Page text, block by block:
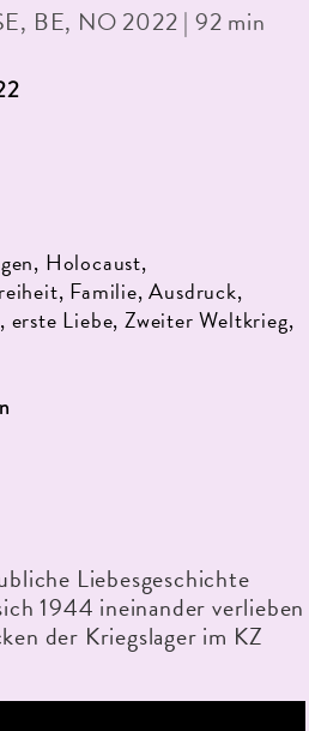
BE, NO 2022 | 92 min
Holocaust,
Familie, Ausdruck,
erste Liebe, Zweiter Weltkrieg,
Liebesgeschichte
1944 ineinander verlieben
der Kriegslager im KZ